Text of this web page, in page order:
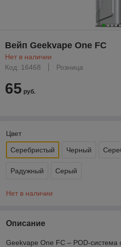
Вейп Geekvape One FC
Нет в наличии
Код: 16468
Розница
65 руб.
Цвет
Серебристый Черный
Радужный Серый
Нет в наличии
Описание
Geekvape One FC – POD-система